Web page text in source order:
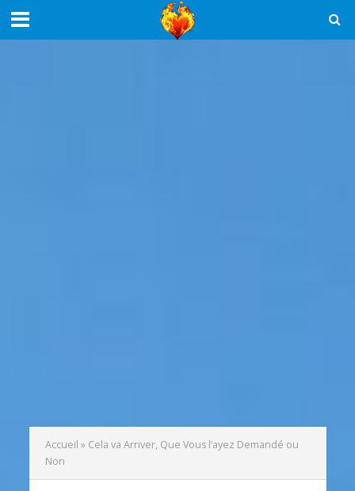
Accueil » Cela va Arriver, Que Vous l’ayez Demandé ou
Non